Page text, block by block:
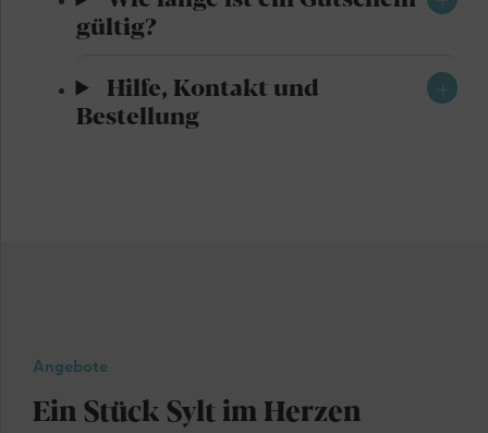
gültig?
Hilfe, Kontakt und
Bestellung
Angebote
Ein Stück Sylt im Herzen